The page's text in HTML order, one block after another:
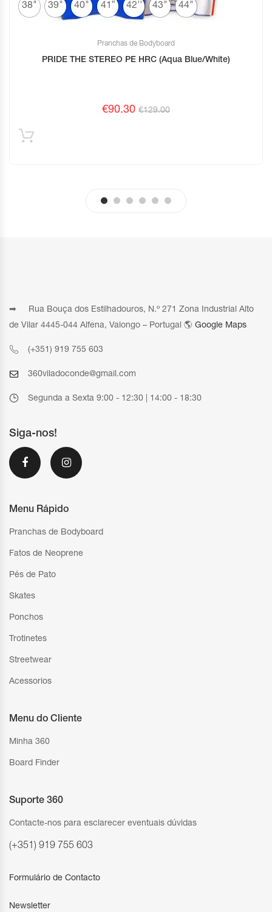
38" 39" 40" 41″ 42'' 43" 44"
Pranchas de Bodyboard
PRIDE THE STEREO PE HRC (Aqua Blue/White)
€129.00
€90.30
➡ Rua Bouça dos Estilhadouros, N.º 271 Zona Industrial Alto
de Vilar 4445-044 Alfena, Valongo – Portugal 🌎 Google Maps
(+351) 919 755 603
360viladoconde@gmail.com
Segunda a Sexta 9:00 - 12:30 | 14:00 - 18:30
Siga-nos!
Menu Rápido
Pranchas de Bodyboard
Fatos de Neoprene
Pés de Pato
Skates
Ponchos
Trotinetes
Streetwear
Acessorios
Menu do Cliente
Minha 360
Board Finder
Suporte 360
Contacte-nos para esclarecer eventuais dúvidas
(+351) 919 755 603
Formulário de Contacto
Newsletter